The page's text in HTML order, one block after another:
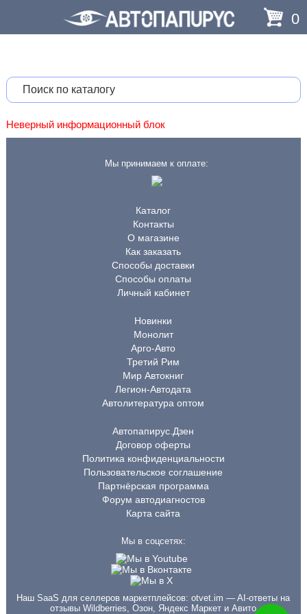
0
Неверный информационный блок
Мы принимаем к оплате:
Каталог
Контакты
О магазине
Как заказать
Способы доставки
Способы оплаты
Личный кабинет
Новинки
Монолит
Арго-Авто
Третий Рим
Мир Автокниг
Легион-Автодата
Автолитература оптом
Автопапирус.Дзен
Договор оферты
Политика конфиденциальности
Пользовательское соглашение
Партнёрская программа
Форум автодиагностов
Карта сайта
Мы в соцсетях:
Наш SaaS для селлеров маркетплейсов:otvet.im — AI-ответы на
отзывы Wildberries, Озон, Яндекс Маркет и Авито